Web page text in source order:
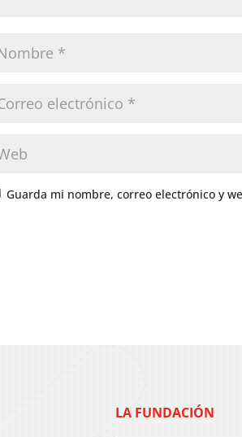
Guarda mi nombre, correo electrónico y
LA FUNDACIÓN